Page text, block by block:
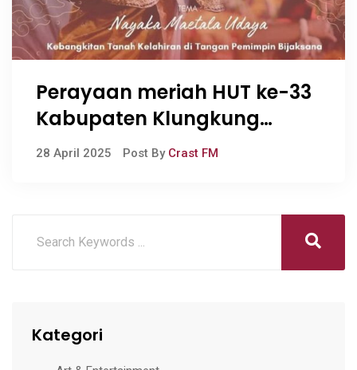
Perayaan meriah HUT ke-33
Kabupaten Klungkung
dengan Festival
28 April 2025 Post By Crast FM
Kategori